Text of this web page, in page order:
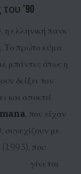
’90
η ελληνική πανκ
Το πρώτο κύμα
μπάντες όπως η
δείξει τον
και αποκτά
, που είχαν
συνεχίζουν με
(1993), που
γίνεται